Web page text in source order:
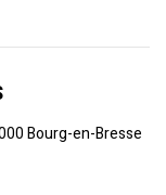
Bourg-en-Bresse